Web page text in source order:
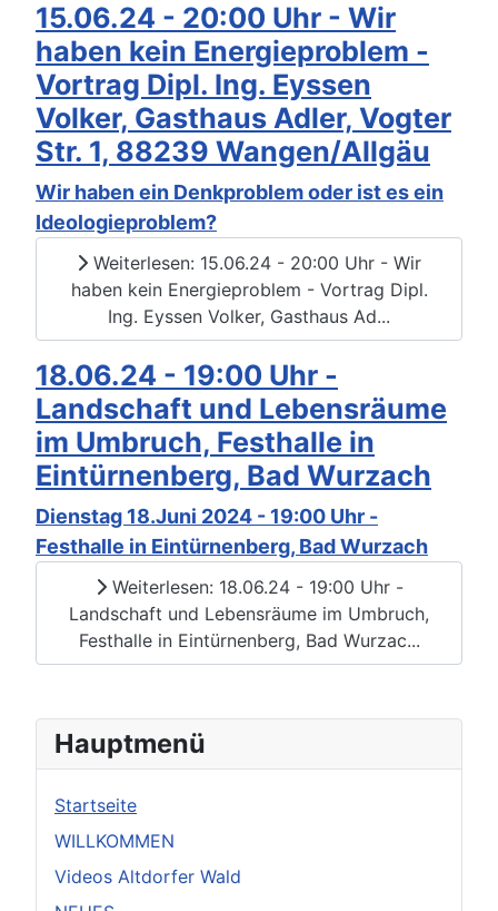
Hauptmenü
Startseite
WILLKOMMEN
Videos Altdorfer Wald
15.06.24 - 20:00 Uhr - Wir
haben kein Energieproblem -
Vortrag Dipl. Ing. Eyssen
Volker, Gasthaus Adler, Vogter
Str. 1, 88239 Wangen/Allgäu
Wir haben ein Denkproblem oder ist es ein
Ideologieproblem?
Weiterlesen: 15.06.24 - 20:00 Uhr - Wir
haben kein Energieproblem - Vortrag Dipl.
Ing. Eyssen Volker, Gasthaus Ad...
18.06.24 - 19:00 Uhr -
Landschaft und Lebensräume
im Umbruch, Festhalle in
Eintürnenberg, Bad Wurzach
Dienstag 18.Juni 2024 - 19:00 Uhr -
Festhalle in Eintürnenberg, Bad Wurzach
Weiterlesen: 18.06.24 - 19:00 Uhr -
Landschaft und Lebensräume im Umbruch,
Festhalle in Eintürnenberg, Bad Wurzac...